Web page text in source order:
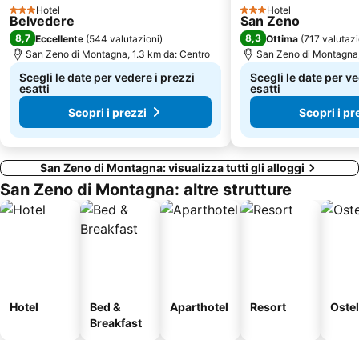
Città Vecchia Lazise
Parco Grotta Cascata Varone
Santuario Grotta di Lourdes
Cavalcaselle
Centro Storico di Peschiera
Borgo Milano
3 StelleHotel
Belvedere
8,7 Eccellente (544 valutazioni)
San Zeno di Montagna, 1.3 km da: Centro
Scegli le date per vedere i prezzi
esatti
Scopri i prezzi
3 StelleHotel
San Zeno
8,3 Ottima (717
San Zeno di
Scegli le date per
esatti
Scopri i
San Zeno di Montagna: visualizza tutti gli alloggi
San Zeno di Montagna: altre strutture
Hotel
Bed &
Breakfast
Aparthotel Resort